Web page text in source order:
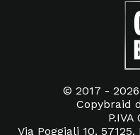
© 2017 -
Copybraid
Via Poggiali 10,